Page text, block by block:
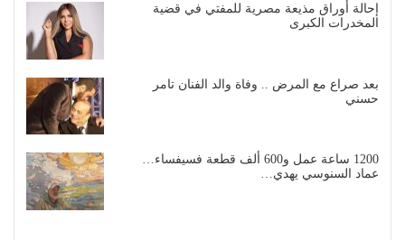
إحالة أوراق مذيعة مصرية للمفتي في قضية
المخدرات الكبرى
بعد صراع مع المرض .. وفاة والد الفنان تامر
حسني
1200 ساعة عمل و600 ألف قطعة فسيفساء…
عماد السنوسي يهدي…